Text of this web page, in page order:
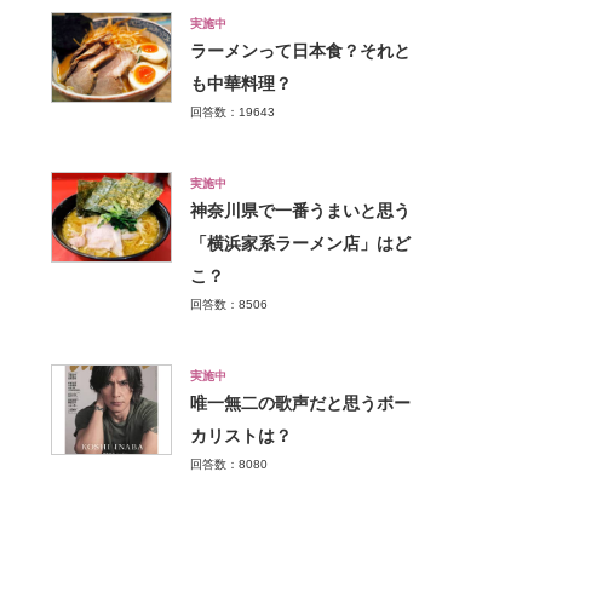
実施中
ラーメンって日本食？それと
も中華料理？
回答数：19643
実施中
神奈川県で一番うまいと思う
「横浜家系ラーメン店」はど
こ？
回答数：8506
実施中
唯一無二の歌声だと思うボー
カリストは？
回答数：8080